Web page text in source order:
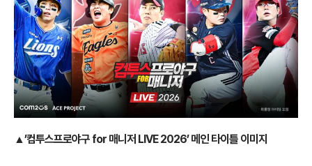
▲’컴투스프로야구 for 매니저 LIVE 2026’ 메인 타이틀 이미지